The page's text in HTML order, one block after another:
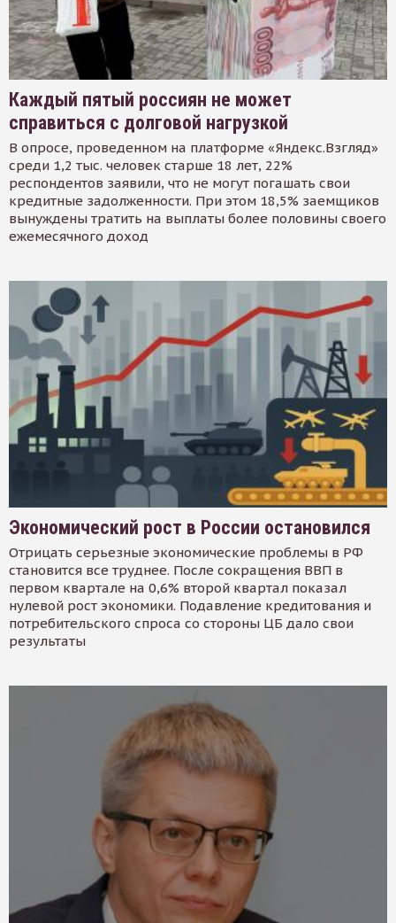
Каждый пятый россиян не может
справиться с долговой нагрузкой
В опросе, проведенном на платформе «Яндекс.Взгляд»
среди 1,2 тыс. человек старше 18 лет, 22%
респондентов заявили, что не могут погашать свои
кредитные задолженности. При этом 18,5% заемщиков
вынуждены тратить на выплаты более половины своего
ежемесячного доход
Экономический рост в России остановился
Отрицать серьезные экономические проблемы в РФ
становится все труднее. После сокращения ВВП в
первом квартале на 0,6% второй квартал показал
нулевой рост экономики. Подавление кредитования и
потребительского спроса со стороны ЦБ дало свои
результаты